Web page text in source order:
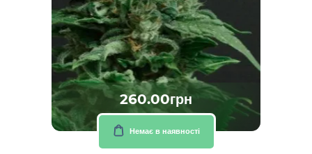
260.00грн
Немає в наявності